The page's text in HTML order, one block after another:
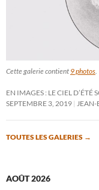
Cette galerie contient 9 photos
EN IMAGES : LE CIEL D’ÉTÉ
SEPTEMBRE 3, 2019
TOUTES LES GALERIES →
AOÛT 2026